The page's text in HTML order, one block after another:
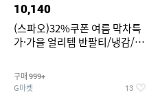
10,140
(스파오)32%쿠폰 여름 막차특
가·가을 얼리템 반팔티/냉감/반
건 외 ~74%OFF
구매 999+
G마켓 13